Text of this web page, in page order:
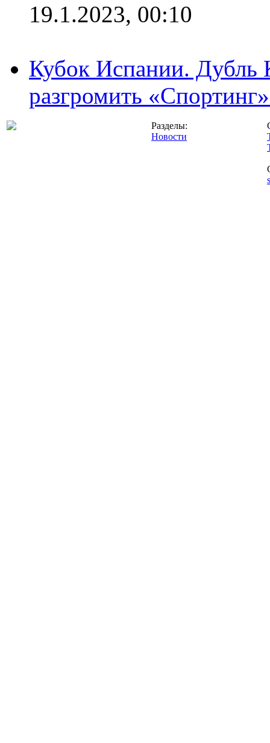
19.1.2023, 00:10
Кубок Испании. Дубль
разгромить
Разделы:
Новости